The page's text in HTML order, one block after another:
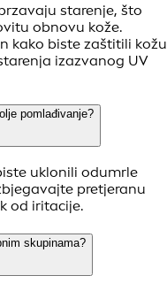
starenje, što
obnovu kože.
kako biste zaštitili kožu
izazvanog UV
pomlađivanje?
uklonili odumrle
pretjeranu
od iritacije.
skupinama?